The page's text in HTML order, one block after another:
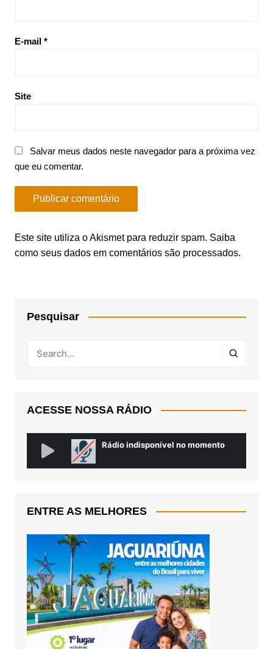
E-mail *
Site
Salvar meus dados neste navegador para a próxima vez
que eu comentar.
Este site utiliza o Akismet para reduzir spam. Saiba
como seus dados em comentários são processados.
Pesquisar
ACESSE NOSSA RÁDIO
ENTRE AS MELHORES